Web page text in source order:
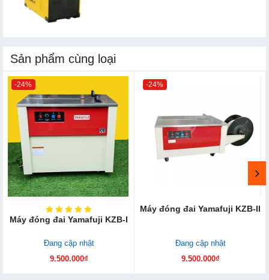
Sản phẩm cùng loại
-24%
Máy đóng đai Yamafuji KZB-I
Đang cập nhật
9.500.000₫
-24%
Máy đóng đai Yamafuji KZB-II
Đang cập nhật
9.500.000₫